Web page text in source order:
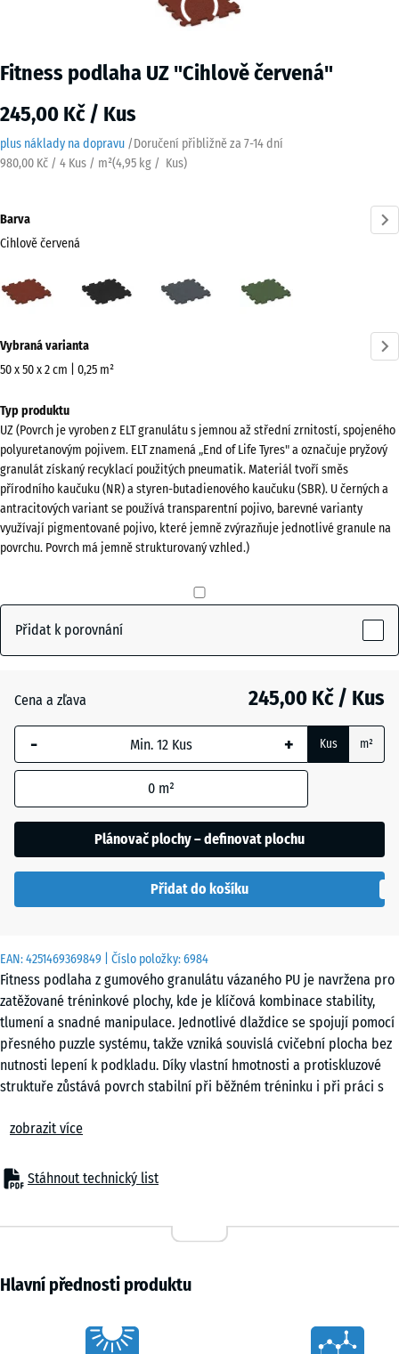
Fitness podlaha UZ "Cihlově červená"
245,00 Kč / Kus
plus náklady na dopravu /Doručení přibližně za 7-14 dní
980,00 Kč / 4 Kus / m²(4,95 kg / Kus)
EAN:4251469369849 | Číslo položky:6984
Fitness podlaha z gumového granulátu vázaného PU je navržena pro
zatěžované tréninkové plochy, kde je klíčová kombinace stability,
tlumení a snadné manipulace. Jednotlivé dlaždice se spojují pomocí
přesného puzzle systému, takže vzniká souvislá cvičební plocha bez
nutnosti lepení k podkladu. Díky vlastní hmotnosti a protiskluzové
struktuře zůstává povrch stabilní při běžném tréninku i při práci s
Snadná pokládka
Dlaždice lze pokládat do šachovnicového uspořádání nebo na vazbu
podle dispozice prostoru. Povrch je možné kdykoli rozšířit, přeskupit
tréninkových zón i uživatelé domácích posiloven.
Elastická struktura tlumí nárazy a rozkládá bodové zatížení při
odkládání činek nebo pohybu strojů. Tím se snižuje riziko poškození
přenosu kročejového hluku a vibrací do konstrukce budovy, což je
zobrazit více
Stáhnout technický list
Barva
Cihlově červená
červená
informací
o
Zobrazit
paletu
barev
Cihlově
červená(active)
Břidlicová
Travní
zelená
Vybraná varianta
50 x 50 x 2 cm | 0,25 m²
pro
dopravu
540
x
540
x
20
Vybraný
rozměr s
se používá
v údajích o
uvedeno
50
cm
|
0,25
m²
50
50
cm
+ 75,00 Kč
Typ produktu
UZ (Povrch je vyroben z ELT granulátu s jemnou až střední zrnitostí, spojeného
polyuretanovým pojivem. ELT znamená „End of Life Tyres" a označuje pryžový
granulát získaný recyklací použitých pneumatik. Materiál tvoří směs
přírodního kaučuku (NR) a styren-butadienového kaučuku (SBR). U černých a
antracitových variant se používá transparentní pojivo, barevné varianty
využívají pigmentované pojivo, které jemně zvýrazňuje jednotlivé granule na
povrchu. Povrch má jemně strukturovaný vzhled.)
Přidat k porovnání
Cena a zľava 245,00 Kč / Kus
- + Kus m²
0 m²
Plánovač plochy – definovat plochu
Přidat do košíku
Hlavní přednosti produktu
Characteristics